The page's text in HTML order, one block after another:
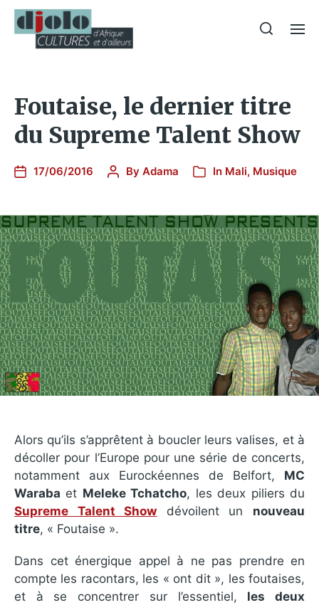
Foutaise, le dernier titre
du Supreme Talent Show
17/06/2016 By Adama In Mali, Musique
Alors qu’ils s’apprêtent à boucler leurs valises, et à
décoller pour l’Europe pour une série de concerts,
notamment aux Eurockéennes de Belfort, MC
Waraba et Meleke Tchatcho, les deux piliers du
Supreme Talent Show dévoilent un nouveau
titre, « Foutaise ».
Dans cet énergique appel à ne pas prendre en
compte les racontars, les « ont dit », les foutaises,
et à se concentrer sur l’essentiel, les deux